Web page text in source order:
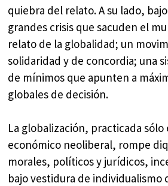
quiebra del relato. A su lado,
grandes crisis que sacuden el
relato de la globalidad; un
solidaridad y de concordia; una
de mínimos que apunten a
globales de decisión.
La globalización, practicada
económico neoliberal, rompe
morales, políticos y jurídicos,
bajo vestidura de individualismo